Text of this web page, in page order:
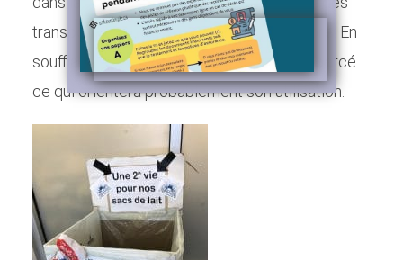
transports en voiture et quoi d’autre encore! En
soufflant dans le sac, vous saurez s’il est percé
ce qui orientera probablement son utilisation.